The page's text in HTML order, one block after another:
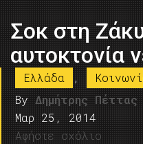
Σοκ στη
αυτοκτονία
Ελλάδα ,
By Δημήτρης Πέττας
Μαρ 25, 2014
Αφήστε σχόλιο